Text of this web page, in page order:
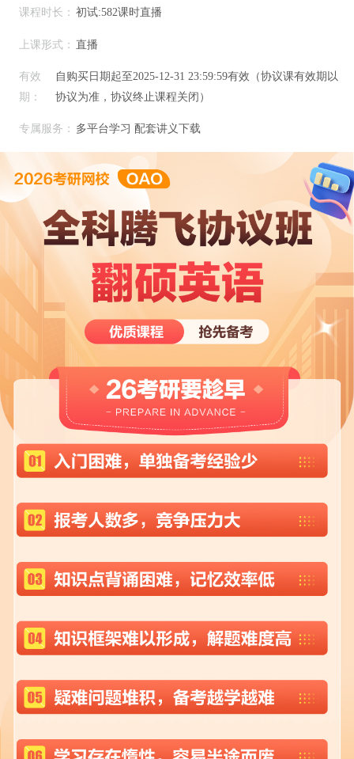
课程时长： 初试:582课时直播
上课形式： 直播
有效
期：
自购买日期起至2025-12-31 23:59:59有效（协议课有效期以
协议为准，协议终止课程关闭）
专属服务： 多平台学习 配套讲义下载